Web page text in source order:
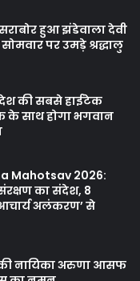
हुआ झंडेवाला देवी
पर उमड़े श्रद्धालु
की सबसे हाईटेक
के साथ होगा भगवान
Mahotsav 2026:
का संदेश, 8
आचार्य अलंकरण’ से
नायिका अरुणा आसफ